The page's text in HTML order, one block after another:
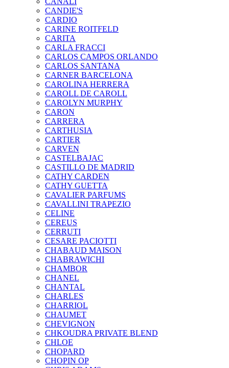
CANDIE'S
CARDIO
CARINE ROITFELD
CARITA
CARLA FRACCI
CARLOS CAMPOS ORLANDO
CARLOS SANTANA
CARNER BARCELONA
CAROLINA HERRERA
CAROLL DE CAROLL
CAROLYN MURPHY
CARON
CARRERA
CARTHUSIA
CARTIER
CARVEN
CASTELBAJAC
CASTILLO DE MADRID
CATHY CARDEN
CATHY GUETTA
CAVALIER PARFUMS
CAVALLINI TRAPEZIO
CELINE
CEREUS
CERRUTI
CESARE PACIOTTI
CHABAUD MAISON
CHABRAWICHI
CHAMBOR
CHANEL
CHANTAL
CHARLES
CHARRIOL
CHAUMET
CHEVIGNON
CHKOUDRA PRIVATE BLEND
CHLOE
CHOPARD
CHOPIN OP